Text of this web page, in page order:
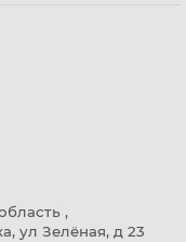
,
ул Зелёная, д 23